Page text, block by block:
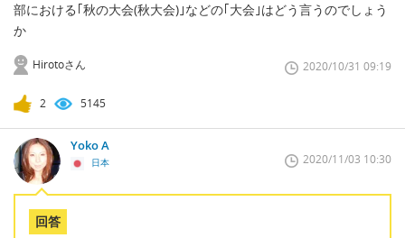
部における｢秋の大会(秋大会)｣などの｢大会｣はどう言うのでしょう
か
Hirotoさん 2020/10/31 09:19
2 5145
Yoko A
日本 2020/11/03 10:30
回答